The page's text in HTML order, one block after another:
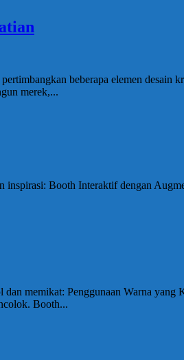
beberapa elemen
merek,...
inspirasi: Booth Interaktif dengan
memikat: Penggunaan Warna
Booth...